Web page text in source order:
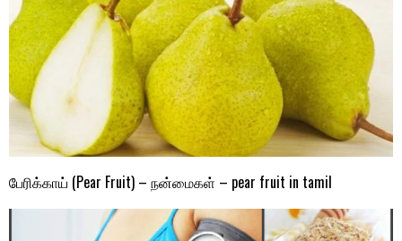
பேரிக்காய் (Pear Fruit) – நன்மைகள் – pear fruit in tamil